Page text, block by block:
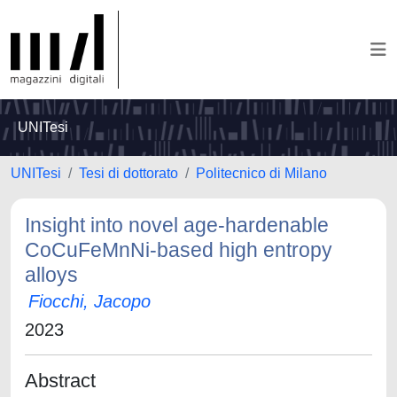
UNITesi
UNITesi Tesi di dottorato Politecnico di Milano
Insight into novel age-hardenable
CoCuFeMnNi-based high entropy
alloys
Fiocchi, Jacopo
2023
Abstract